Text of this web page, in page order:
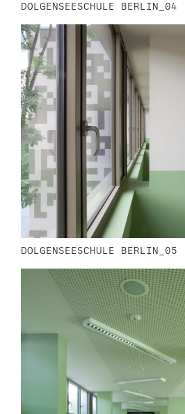
DOLGENSEESCHULE BERLIN_04
DOLGENSEESCHULE BERLIN_05